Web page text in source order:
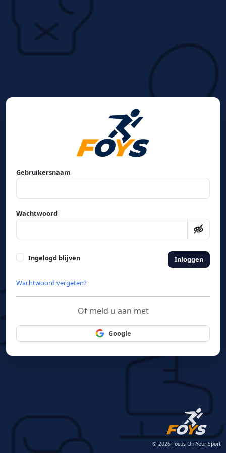
Gebruikersnaam
Wachtwoord
Ingelogd blijven Inloggen
Wachtwoord vergeten?
Of meld u aan met
Google
© 2026 Focus On Your Sport